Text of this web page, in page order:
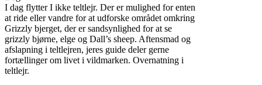
I dag flytter I ikke teltlejr. Der er mulighed for enten
at ride eller vandre for at udforske området omkring
Grizzly bjerget, der er sandsynlighed for at se
grizzly bjørne, elge og Dall’s sheep. Aftensmad og
afslapning i teltlejren, jeres guide deler gerne
fortællinger om livet i vildmarken. Overnatning i
teltlejr.